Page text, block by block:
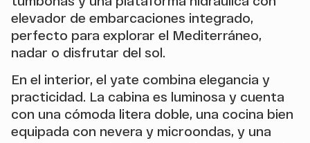
elevador de embarcaciones integrado,
perfecto para explorar el Mediterráneo,
nadar o disfrutar del sol.
En el interior, el yate combina elegancia y
practicidad. La cabina es luminosa y cuenta
con una cómoda litera doble, una cocina bien
equipada con nevera y microondas, y una